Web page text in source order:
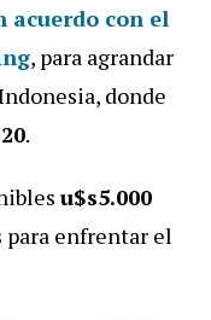
acuerdo con el
, para agrandar
donde
.
u$s5.000
para enfrentar el